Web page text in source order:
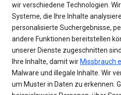
wir verschiedene Technologien.
Systeme, die Ihre Inhalte
personalisierte Suchergebnisse,
andere Funktionen bereitstellen
unserer Dienste zugeschnitten
Ihre Inhalte, damit wir Missbrauch
Malware und illegale Inhalte. Wir
um Muster in Daten zu erkennen.